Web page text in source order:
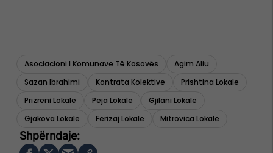
Asociacioni I Komunave Të Kosovës
Agim Aliu
Sazan Ibrahimi
Kontrata Kolektive
Prishtina Lokale
Prizreni Lokale
Peja Lokale
Gjilani Lokale
Gjakova Lokale
Ferizaj Lokale Mitrovica Lokale